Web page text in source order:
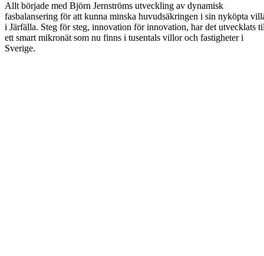
Allt började med Björn Jernströms utveckling av dynamisk
fasbalansering för att kunna minska huvudsäkringen i sin nyköpta
i Järfälla. Steg för steg, innovation för innovation, har det utvecklats
ett smart mikronät som nu finns i tusentals villor och fastigheter i
Sverige.